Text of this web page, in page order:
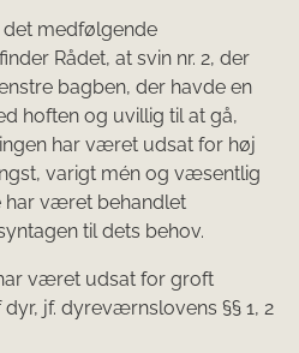
medfølgende
Rådet, at svin nr. 2, der
bagben, der havde en
hoften og uvillig til at gå,
har været udsat for høj
varigt mén og væsentlig
har været behandlet
til dets behov.
har været udsat for groft
jf. dyreværnslovens §§ 1, 2